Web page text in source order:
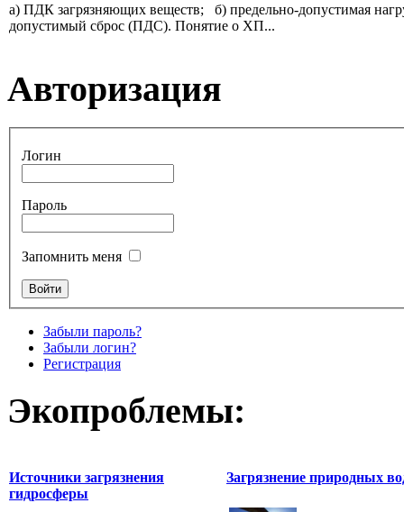
а) ПДК загрязняющих веществ; б) предельно-допустимая
допустимый сброс (ПДС). Понятие о ХП...
Авторизация
Логин
Пароль
Запомнить меня
Забыли пароль?
Забыли логин?
Регистрация
Экопроблемы:
Источники загрязнения
гидросферы
Загрязнение природных